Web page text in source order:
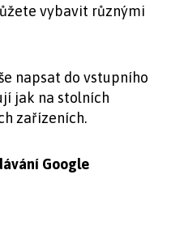
vybavit různými
napsat do vstupního
jak na stolních
zařízeních.
Google